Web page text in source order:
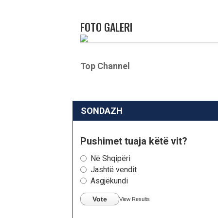
FOTO GALERI
Top Channel
SONDAZH
Pushimet tuaja këtë vit?
Në Shqipëri
Jashtë vendit
Asgjëkundi
Vote View Results